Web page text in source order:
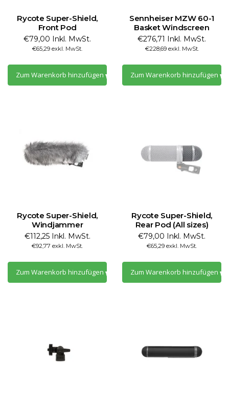
Rycote Super-Shield,
Front Pod
€79,00 Inkl. MwSt.
€65,29 exkl. MwSt.
Zum Warenkorb hinzufügen
Sennheiser MZW 60-1
Basket Windscreen
€276,71 Inkl. MwSt.
€228,69 exkl. MwSt.
Zum Warenkorb hinzufügen
Rycote Super-Shield,
Windjammer
€112,25 Inkl. MwSt.
€92,77 exkl. MwSt.
Zum Warenkorb hinzufügen
Rycote Super-Shield,
Rear Pod (All sizes)
€79,00 Inkl. MwSt.
€65,29 exkl. MwSt.
Zum Warenkorb hinzufügen